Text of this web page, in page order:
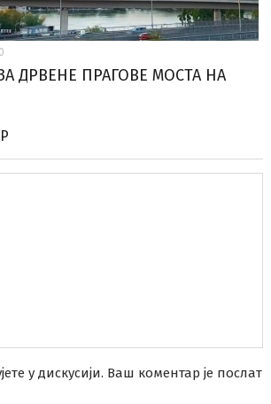
0
ДРВЕНЕ ПРАГОВЕ МОСТА НА
у дискусији. Ваш коментар је послат